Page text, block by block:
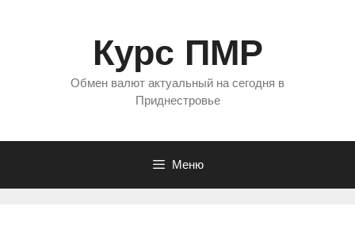
Курс ПМР
Обмен валют актуальный на сегодня в
Приднестровье
Меню